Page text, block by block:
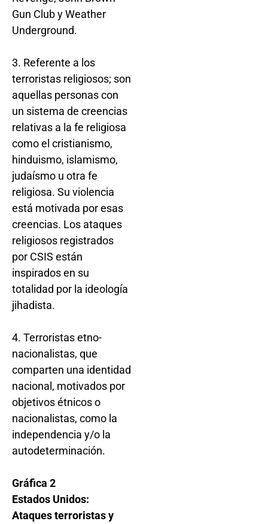
Gun Club y Weather
Underground.
3. Referente a los
terroristas religiosos; son
aquellas personas con
un sistema de creencias
relativas a la fe religiosa
como el cristianismo,
hinduismo, islamismo,
judaísmo u otra fe
religiosa. Su violencia
está motivada por esas
creencias. Los ataques
religiosos registrados
por CSIS están
inspirados en su
totalidad por la ideología
jihadista.
4. Terroristas etno-
nacionalistas, que
comparten una identidad
nacional, motivados por
objetivos étnicos o
nacionalistas, como la
independencia y/o la
autodeterminación.
Gráfica 2
Estados Unidos:
Ataques terroristas y